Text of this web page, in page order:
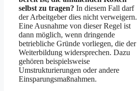
selbst zu tragen? In diesem Fall darf
der Arbeitgeber dies nicht verweigern.
Eine Ausnahme von dieser Regel ist
dann möglich, wenn dringende
betriebliche Gründe vorliegen, die der
Weiterbildung widersprechen. Dazu
gehören beispielsweise
Umstrukturierungen oder andere
Einsparungsmaßnahmen.